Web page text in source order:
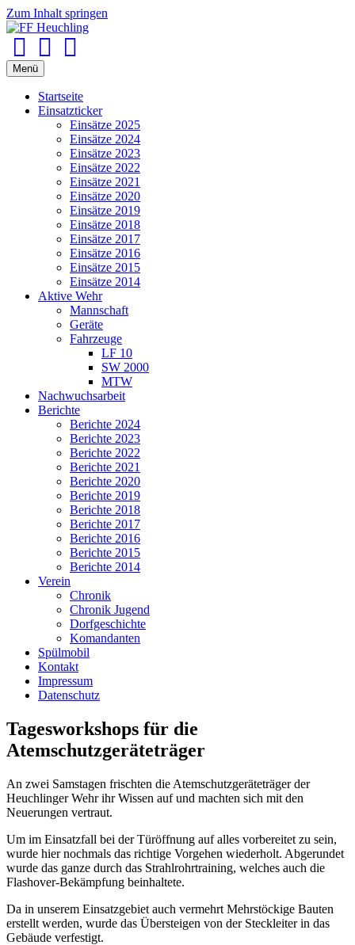
Zum Inhalt springen
Menü
Startseite
Einsatzticker
Einsätze 2025
Einsätze 2024
Einsätze 2023
Einsätze 2022
Einsätze 2021
Einsätze 2020
Einsätze 2019
Einsätze 2018
Einsätze 2017
Einsätze 2016
Einsätze 2015
Einsätze 2014
Aktive Wehr
Mannschaft
Geräte
Fahrzeuge
LF 10
SW 2000
MTW
Nachwuchsarbeit
Berichte
Berichte 2024
Berichte 2023
Berichte 2022
Berichte 2021
Berichte 2020
Berichte 2019
Berichte 2018
Berichte 2017
Berichte 2016
Berichte 2015
Berichte 2014
Verein
Chronik
Chronik Jugend
Dorfgeschichte
Komandanten
Spülmobil
Kontakt
Impressum
Datenschutz
Tagesworkshops für die
Atemschutzgeräteträger
An zwei Samstagen frischten die Atemschutzgeräteträger der
Heuchlinger Wehr ihr Wissen auf und machten sich mit den
Neuerungen vertraut.
Um im Einsatzfall bei der Türöffnung auf alles vorbereitet zu sein,
wurde hier nochmals das richtige Vorgehen wiederholt. Abgerundet
wurde das ganze durch das Strahlrohrtraining, welches auch die
Flashover-Bekämpfung beinhaltete.
Da in unserem Einsatzgebiet auch vermehrt Mehrstöckige Bauten
erstellt werden, wurde das Übersteigen von der Steckleiter in das
Gebäude verfestigt.